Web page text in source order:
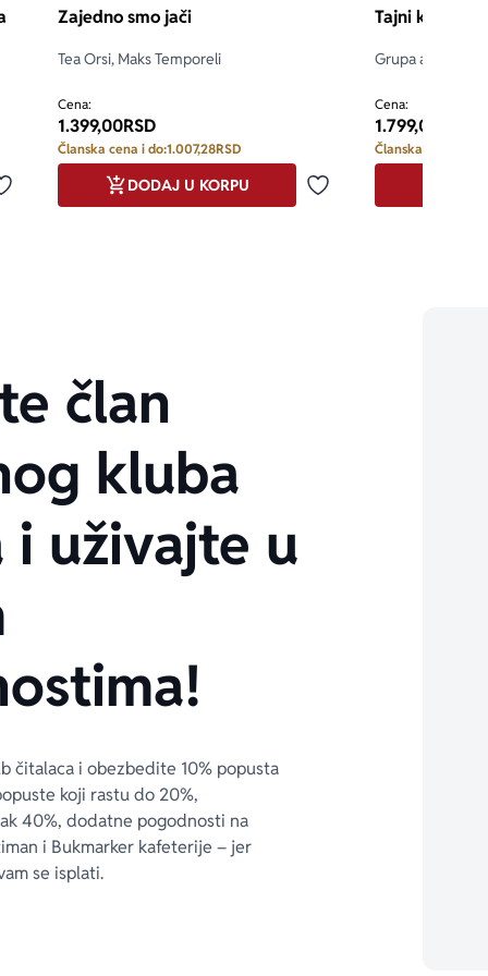
Dodaj u omiljene
Zajedno smo jači
Tea Orsi, Maks Temporeli
Cena:
1.399,00RSD
Članska cena i do:1.007,28RSD
Dodaj u omiljene
DODAJ U KORPU
Tajni klub
Grupa autora
Cena:
1.799,00
Članska cena i do:
član
kluba
i uživajte u
čitalaca i obezbedite 10% popusta
koji rastu do 20%,
40%, dodatne pogodnosti na
i Bukmarker kafeterije – jer
se isplati.